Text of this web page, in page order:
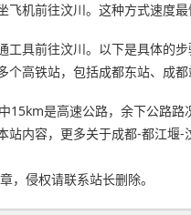
机前往汶川。这种方式速
具前往汶川。以下是具体的步
高铁站，包括成都东站、成
是高速公路，余下公路
内容，更多关于成都-都江
，侵权请联系站长删除。